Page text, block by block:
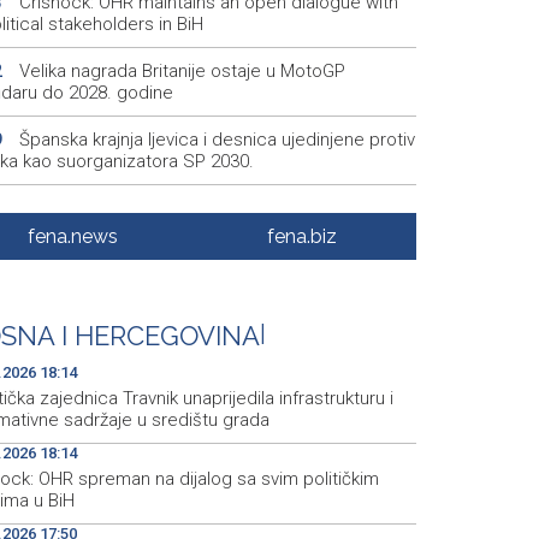
stakeholders in BiH
Velika nagrada Britanije ostaje u MotoGP
do 2028. godine
Španska krajnja ljevica i desnica ujedinjene protiv
kao suorganizatora SP 2030.
Grad Novi Travnik prvi put izravno dobio sredstva
unije
Minister Helez and NATO HQ Sarajevo
visit BiH defense industry companies
fena.news fena.biz
I HERCEGOVINA
18:14
zajednica Travnik unaprijedila infrastrukturu i
sadržaje u središtu grada
18:14
OHR spreman na dijalog sa svim političkim
u BiH
17:50